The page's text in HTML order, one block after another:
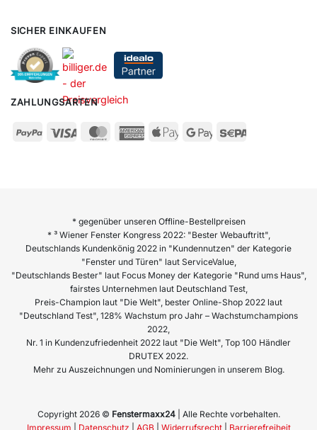
SICHER EINKAUFEN
ZAHLUNGSARTEN
* gegenüber unseren Offline-Bestellpreisen
* ³ Wiener Fenster Kongress 2022: "Bester Webauftritt",
Deutschlands Kundenkönig 2022 in "Kundennutzen" der Kategorie
"Fenster und Türen" laut ServiceValue,
"Deutschlands Bester" laut Focus Money der Kategorie "Rund ums Haus",
fairstes Unternehmen laut Deutschland Test,
Preis-Champion laut "Die Welt", bester Online-Shop 2022 laut
"Deutschland Test", 128% Wachstum pro Jahr – Wachstumchampions
2022,
Nr. 1 in Kundenzufriedenheit 2022 laut "Die Welt", Top 100 Händler
DRUTEX 2022.
Mehr zu Auszeichnungen und Nominierungen in unserem Blog.
Copyright 2026 © Fenstermaxx24| Alle Rechte vorbehalten.
Impressum
Datenschutz AGB| Widerrufsrecht| Barrierefreiheit